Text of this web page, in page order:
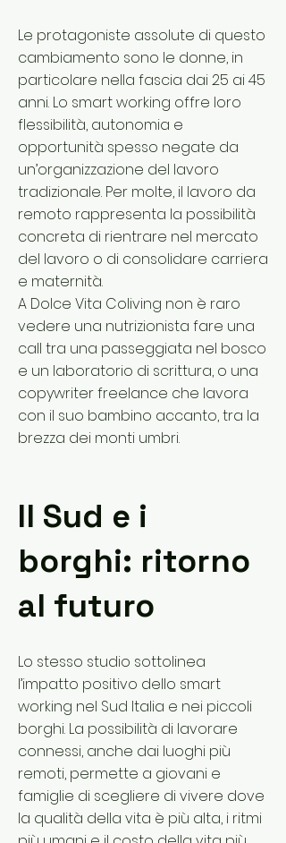
Le protagoniste assolute di questo
cambiamento sono le donne, in
particolare nella fascia dai 25 ai 45
anni. Lo smart working offre loro
flessibilità, autonomia e
opportunità spesso negate da
un’organizzazione del lavoro
tradizionale. Per molte, il lavoro da
remoto rappresenta la possibilità
concreta di rientrare nel mercato
del lavoro o di consolidare carriera
e maternità.
A Dolce Vita Coliving non è raro
vedere una nutrizionista fare una
call tra una passeggiata nel bosco
e un laboratorio di scrittura, o una
copywriter freelance che lavora
con il suo bambino accanto, tra la
brezza dei monti umbri.
Il Sud e i
borghi: ritorno
al futuro
Lo stesso studio sottolinea
l’impatto positivo dello smart
working nel Sud Italia e nei piccoli
borghi. La possibilità di lavorare
connessi, anche dai luoghi più
remoti, permette a giovani e
famiglie di scegliere di vivere dove
la qualità della vita è più alta, i ritmi